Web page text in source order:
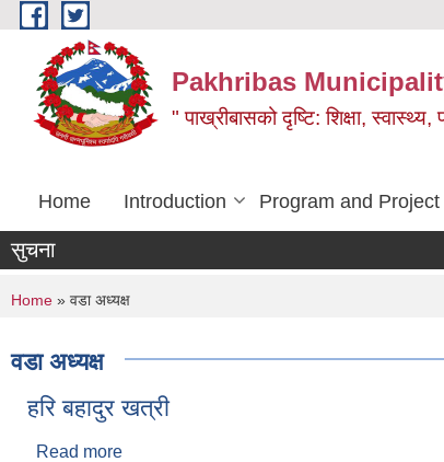
Skip to main content
Pakhribas
" पाख्रीबासको दृष्टि: शिक्षा,
Home Introduction Program and Project
सुचना
You are here
Home » वडा अध्यक्ष
वडा अध्यक्ष
हरि बहादुर खत्री
Read more